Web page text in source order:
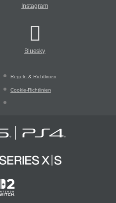
Instagram
Bluesky
Regeln & Richtlinien
Cookie-Richtlinien